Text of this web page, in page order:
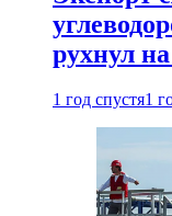
рухнул
1 год спустя1